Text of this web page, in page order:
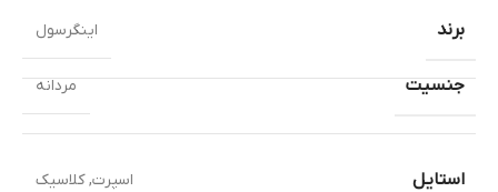
جنسیت مردانه
استایل اسپرت,کلاسیک
برند اینگرسول